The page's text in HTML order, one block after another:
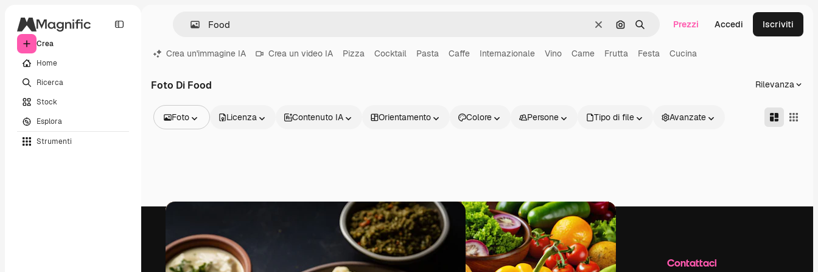
Crea
Home
Ricerca
Stock
Esplora
Strumenti
CancellaCerca per immagine
Ricerca Prezzi Accedi Iscriviti
Crea un'immagine IA Crea un video IA Pizza Cocktail Pasta Caffe Internazionale Vino Carne Frutta Festa Cucina
Foto Di Food Rilevanza
Foto
Video
Modelli di video
Icone
Modelli 3D
Font
Licenza Contenuto IA Orientamento Colore Persone Tipo di file Avanzate
Prodotti Inizia Azienda Contattaci